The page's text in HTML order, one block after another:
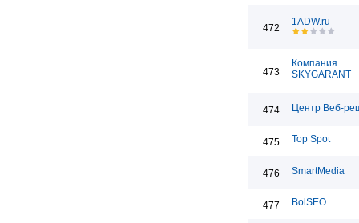
472
1ADW.ru
473
Компания
SKYGARANT
474 Центр Веб-
475 Top Spot
476 SmartMedia
477 BolSEO